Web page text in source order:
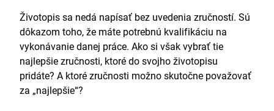
Životopis sa nedá napísať bez uvedenia zručností. Sú
dôkazom toho, že máte potrebnú kvalifikáciu na
vykonávanie danej práce. Ako si však vybrať tie
najlepšie zručnosti, ktoré do svojho životopisu
pridáte? A ktoré zručnosti možno skutočne považovať
za „najlepšie“?